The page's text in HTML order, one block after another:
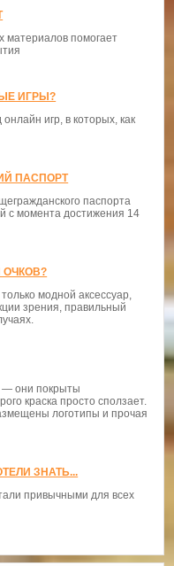
материалов помогает
ИГРЫ?
игр, в которых, как
ПАСПОРТ
паспорта
с момента достижения 14
ОЧКОВ?
модной аксессуар,
зрения, правильный
— они покрыты
краска просто сползает.
логотипы и прочая
ЗНАТЬ...
привычными для всех